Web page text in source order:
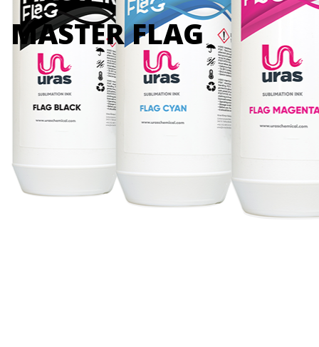
MASTER FLAG